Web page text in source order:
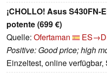
¡CHOLLO! Asus S430FN-
potente (699 €)
Quelle: Ofertaman
Positive: Good price; high
Einzeltest, online